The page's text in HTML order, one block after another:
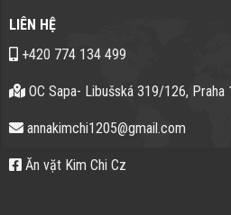
LIÊN HỆ
+420 774 134 499
OC Sapa- Libušská 319/126, Praha
annakimchi1205@gmail.com
Ăn vặt Kim Chi Cz